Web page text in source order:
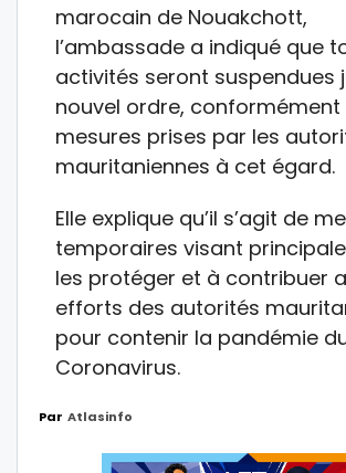
marocain de Nouakchott,
l’ambassade a indiqué que
activités seront suspendues
nouvel ordre, conformément
mesures prises par les
mauritaniennes à cet égard.
Elle explique qu’il s’agit de
temporaires visant
les protéger et à contribuer
efforts des autorités
pour contenir la pandémie
Coronavirus.
Par Atlasinfo